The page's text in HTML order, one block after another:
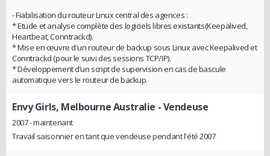
- Fiabilisation du routeur Linux central des agences :
* Etude et analyse complète des logiciels libres existants(Keepalived,
Heartbeat, Conntrackd).
* Mise en œuvre d'un routeur de backup sous Linux avec Keepalived et
Conntrackd (pour le suivi des sessions TCP/IP).
* Développement d’un script de supervision en cas de bascule
automatique vers le routeur de backup.
Envy Girls, Melbourne Australie - Vendeuse
2007 - maintenant
Travail saisonnier en tant que vendeuse pendant l'été 2007